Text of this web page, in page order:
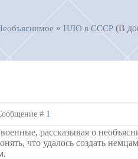
» НЛО в СССР (В
# 1
рассказывая о
что удалось создать